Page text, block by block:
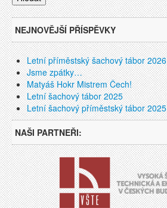
NEJNOVĚJŠÍ PŘÍSPĚVKY
Letní příměstský šachový tábor 2026
Jsme zpátky…
Matyáš Hokr Mistrem Čech!
Letní šachový tábor 2025
Letní šachový příměstský tábor 2025
NAŠI PARTNEŘI: